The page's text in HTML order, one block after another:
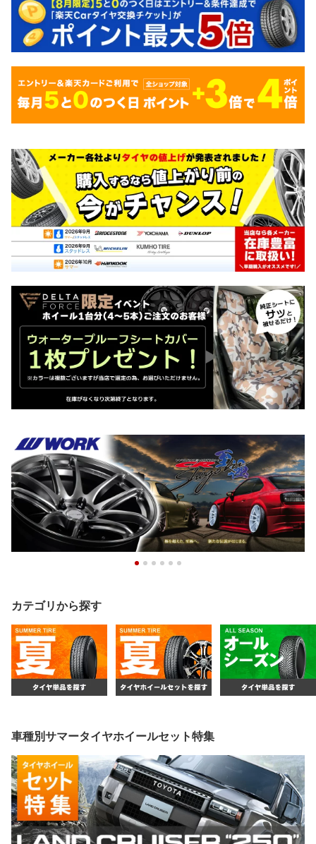
カテゴリから探す
車種別サマータイヤホイールセット特集